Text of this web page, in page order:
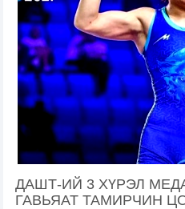
ДАШТ-ИЙ 3 ХҮРЭЛ
ГАВЬЯАТ ТАМИРЧИН